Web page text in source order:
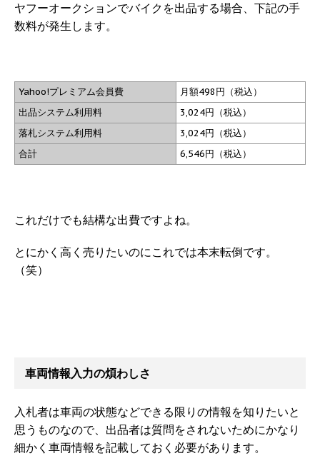
ヤフーオークションでバイクを出品する場合、下記の手
数料が発生します。
Yahoo!プレミアム会員費
月額498円（税込）
出品システム利用料
3,024円（税込）
落札システム利用料
3,024円（税込）
合計
6,546円（税込）
これだけでも結構な出費ですよね。
とにかく高く売りたいのにこれでは本末転倒です。
（笑）
車両情報入力の煩わしさ
入札者は車両の状態などできる限りの情報を知りたいと
思うものなので、出品者は質問をされないためにかなり
細かく車両情報を記載しておく必要があります。